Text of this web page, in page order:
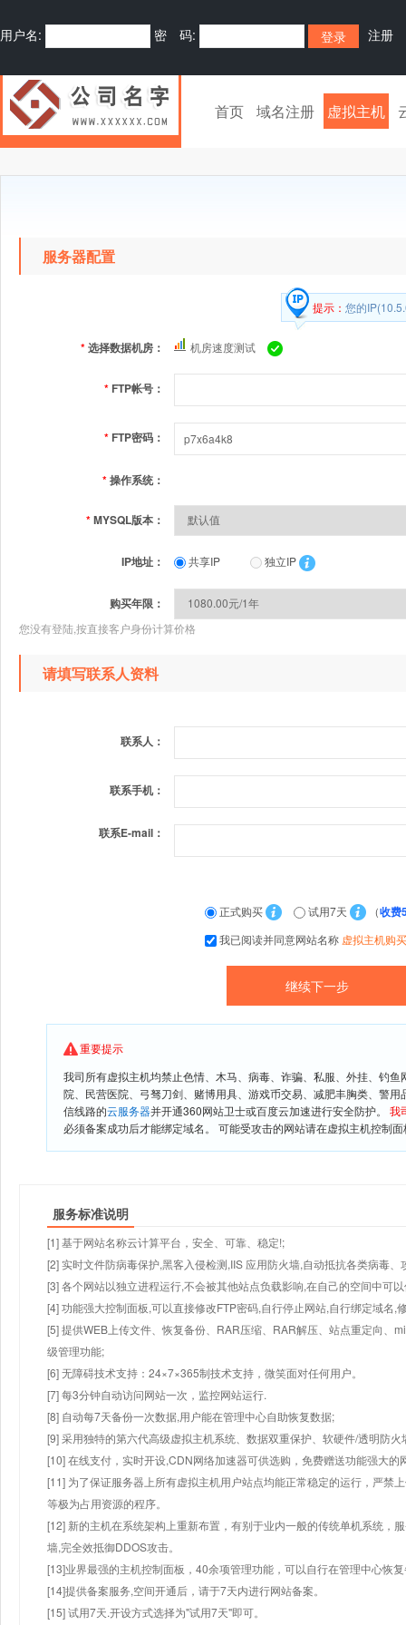
用户名: 密 码: 注册
首页 域名注册 虚拟主机
服务器配置
提示： 您的
*选择数据机房： 机房速度测试
* FTP帐号：
* FTP密码：
*操作系统：
*MYSQL版本：
IP地址： 共享IP 独立IP
购买年限：
您没有登陆,按直接客户身份计算价格
请填写联系人资料
联系人：
联系手机：
联系E-mail：
正式购买 试用7天 （收费
我已阅读并同意网站名称 虚拟主机购
重要提示
我司所有虚拟主机均禁止色情、木马、病毒、诈骗、私服、外挂、钓
院、民营医院、弓驽刀剑、赌博用具、游戏币交易、减肥丰胸类、警
信线路的云服务器并开通360网站卫士或百度云加速进行安全防护。 我
必须备案成功后才能绑定域名。 可能受攻击的网站请在虚拟主机控制
服务标准说明
[1] 基于网站名称云计算平台，安全、可靠、稳定!;
[2] 实时文件防病毒保护,黑客入侵检测,IIS 应用防火墙,自动抵抗各类病毒、
[3] 各个网站以独立进程运行,不会被其他站点负载影响,在自己的空间中可
[4] 功能强大控制面板,可以直接修改FTP密码,自行停止网站,自行绑定域名,
[5] 提供WEB上传文件、恢复备份、RAR压缩、RAR解压、站点重定向、
级管理功能;
[6] 无障碍技术支持：24×7×365制技术支持，微笑面对任何用户。
[7] 每3分钟自动访问网站一次，监控网站运行.
[8] 自动每7天备份一次数据,用户能在管理中心自助恢复数据;
[9] 采用独特的第六代高级虚拟主机系统、数据双重保护、软硬件/透明防火
[10] 在线支付，实时开设,CDN网络加速器可供选购，免费赠送功能强大
[11] 为了保证服务器上所有虚拟主机用户站点均能正常稳定的运行，严禁
等极为占用资源的程序。
[12] 新的主机在系统架构上重新布置，有别于业内一般的传统单机系统，
墙,完全效抵御DDOS攻击。
[13]业界最强的主机控制面板，40余项管理功能，可以自行在管理中心恢
[14]提供备案服务,空间开通后，请于7天内进行网站备案。
[15] 试用7天.开设方式选择为"试用7天"即可。